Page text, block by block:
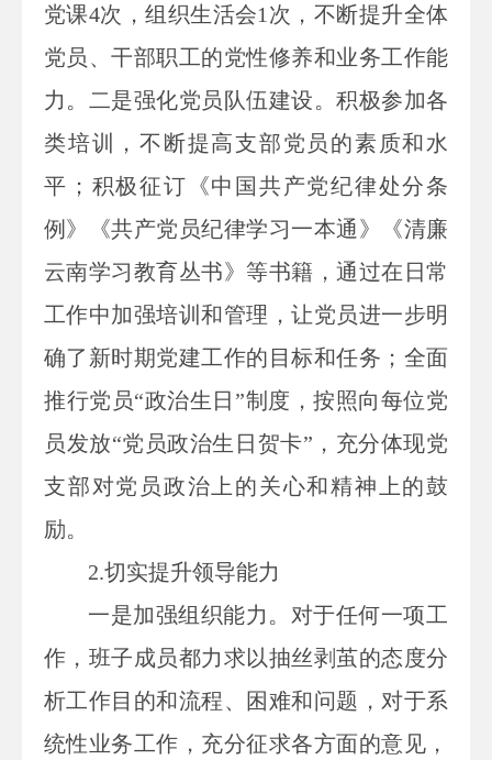
党课4次，组织生活会1次，不断提升全体
党员、干部职工的党性修养和业务工作能
力。二是强化党员队伍建设。积极参加各
类培训，不断提高支部党员的素质和水
平；积极征订《中国共产党纪律处分条
例》《共产党员纪律学习一本通》《清廉
云南学习教育丛书》等书籍，通过在日常
工作中加强培训和管理，让党员进一步明
确了新时期党建工作的目标和任务；全面
推行党员“政治生日”制度，按照向每位党
员发放“党员政治生日 贺卡”，充分体现党
支部对党员政治上的关心和精神上的鼓
励。
2.切实提升领导能力
一是加强组织能力。对于任何一项工
作，班子成员都力求以抽丝剥茧的态度分
析工作目的和流程、困难和问题，对于系
统性业务工作，充分征求各方面的意见，